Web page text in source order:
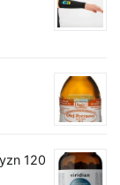
120